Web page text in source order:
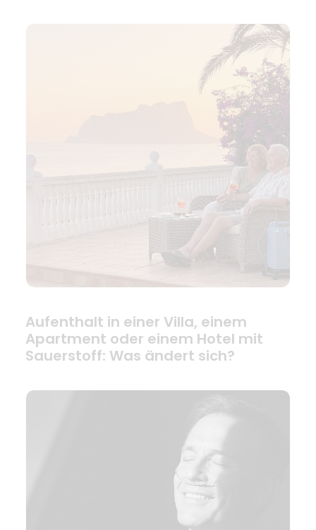
Aufenthalt in einer Villa, einem
Apartment oder einem Hotel mit
Sauerstoff: Was ändert sich?